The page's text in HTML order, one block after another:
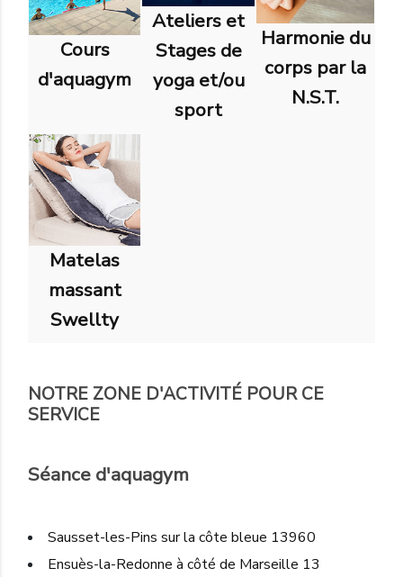
Cours
d'aquagym
Ateliers et
Stages de
yoga et/ou
sport
Harmonie du
corps par la
N.S.T.
Matelas
massant
Swellty
NOTRE ZONE D'ACTIVITÉ POUR CE
SERVICE
Séance d'aquagym
Sausset-les-Pins sur la côte bleue 13960
Ensuès-la-Redonne à côté de Marseille 13